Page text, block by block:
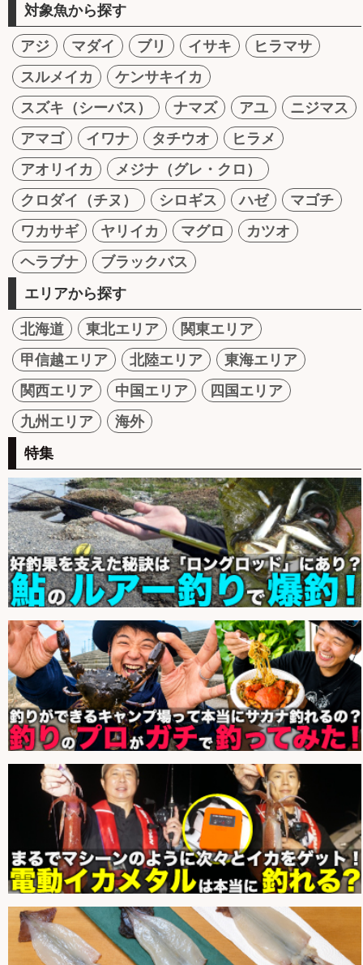
対象魚から探す
アジ マダイ ブリ イサキ
ヒラマサ
スルメイカ
ケンサキイカ
スズキ（シーバス）
ナマズ アユ
ニジマス
アマゴ
イワナ タチウオ
ヒラメ
アオリイカ
メジナ（グレ・クロ）
クロダイ（チヌ）
シロギス ハゼ
マゴチ
ワカサギ
ヤリイカ マグロ
カツオ
ヘラブナ
ブラックバス
エリアから探す
北海道 東北エリア
関東エリア
甲信越エリア
北陸エリア
東海エリア
関西エリア
中国エリア
四国エリア
九州エリア
海外
特集